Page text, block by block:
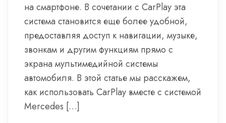
на смартфоне. В сочетании с CarPlay эта
система становится еще более удобной,
предоставляя доступ к навигации, музыке,
звонкам и другим функциям прямо с
экрана мультимедийной системы
автомобиля. В этой статье мы расскажем,
как использовать CarPlay вместе с системой
Mercedes […]